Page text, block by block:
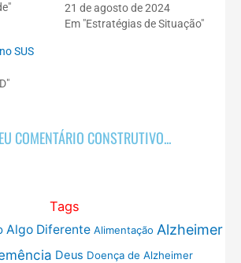
21 de agosto de 2024
Em "Estratégias de Situação"
SUS
COMENTÁRIO CONSTRUTIVO...
Tags
Algo Diferente Alimentação Alzheimer
Deus Doença de Alzheimer